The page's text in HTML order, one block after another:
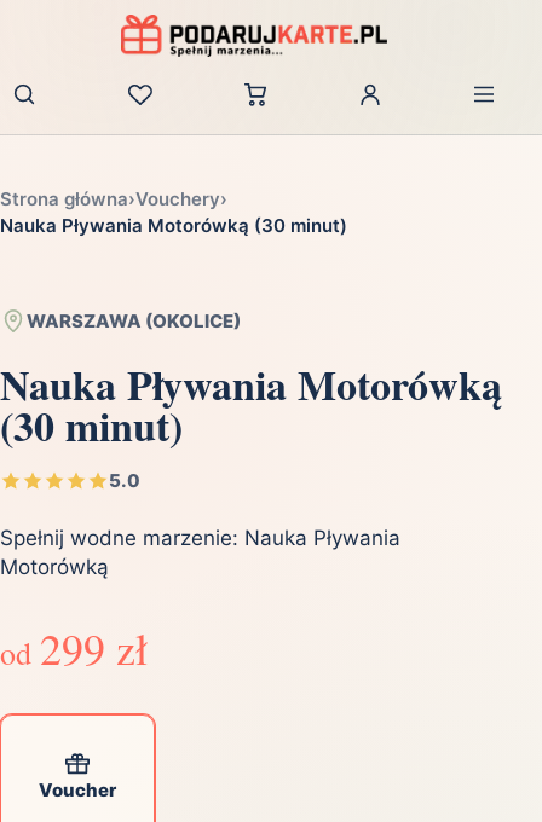
Zaloguj
Strona główna›Vouchery›
Nauka Pływania Motorówką (30 minut)
WARSZAWA (OKOLICE)
Nauka Pływania Motorówką
(30 minut)
5.0
Spełnij wodne marzenie: Nauka Pływania
Motorówką
od 299 zł
Voucher